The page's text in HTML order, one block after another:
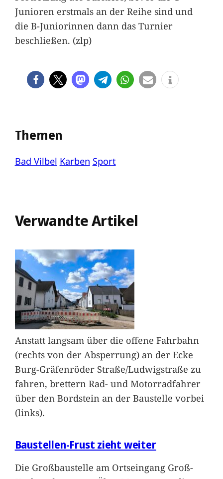
Junioren erstmals an der Reihe sind und
die B-Juniorinnen dann das Turnier
beschließen. (zlp)
Themen
Bad Vilbel Karben Sport
Verwandte Artikel
Anstatt langsam über die offene Fahrbahn
(rechts von der Absperrung) an der Ecke
Burg-Gräfenröder Straße/Ludwigstraße zu
fahren, brettern Rad- und Motorradfahrer
über den Bordstein an der Baustelle vorbei
(links).
Baustellen-Frust zieht weiter
Die Großbaustelle am Ortseingang Groß-